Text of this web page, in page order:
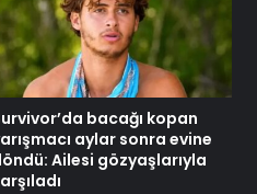
bacağı kopan
aylar sonra evine
Ailesi gözyaşlarıyla